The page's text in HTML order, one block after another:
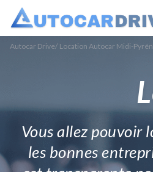
Autocar Drive/ Location Autocar Midi-
Vous allez pouvoir
les bonnes